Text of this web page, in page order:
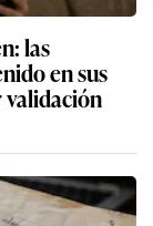
las
en sus
validación